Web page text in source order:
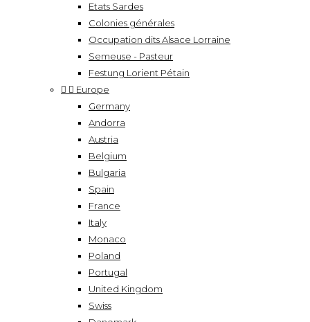
Etats Sardes
Colonies générales
Occupation dits Alsace Lorraine
Semeuse - Pasteur
Festung Lorient Pétain
  Europe
Germany
Andorra
Austria
Belgium
Bulgaria
Spain
France
Italy
Monaco
Poland
Portugal
United Kingdom
Swiss